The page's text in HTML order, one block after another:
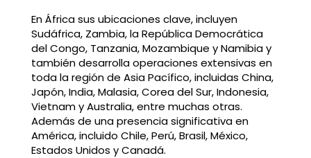
En África sus ubicaciones clave, incluyen
Sudáfrica, Zambia, la República Democrática
del Congo, Tanzania, Mozambique y Namibia y
también desarrolla operaciones extensivas en
toda la región de Asia Pacífico, incluidas China,
Japón, India, Malasia, Corea del Sur, Indonesia,
Vietnam y Australia, entre muchas otras.
Además de una presencia significativa en
América, incluido Chile, Perú, Brasil, México,
Estados Unidos y Canadá.